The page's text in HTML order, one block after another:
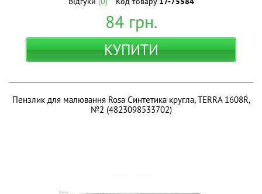
84грн.
КУПИТИ
Пензлик для малювання Rosa Синтетика кругла, TERRA 1608R,
№2 (4823098533702)